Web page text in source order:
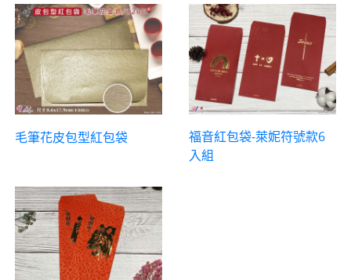
毛筆花皮包型紅包袋
福音紅包袋-萊妮符號款6
入組